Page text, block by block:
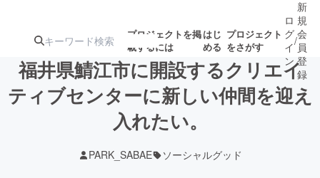
プロジェクトを掲
載するには
はじ
める
プロジェクト
をさがす
注目の新着プロ募集終了が近いプ
ロ
グ
イ
ン
/
新
規
会
員
登
録
福井県鯖江市に開設するクリエイ
ティブセンターに新しい仲間を迎え
入れたい。
PARK_SABAE ソーシャルグッド